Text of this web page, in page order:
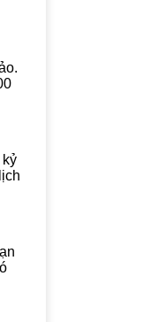
kỷ